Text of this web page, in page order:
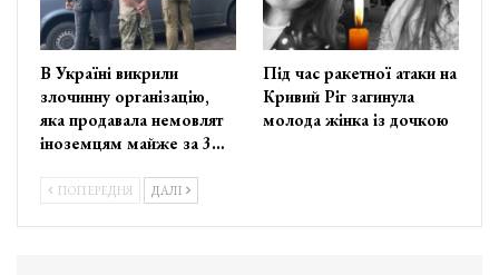
В Україні викрили
злочинну організацію,
яка продавала немовлят
іноземцям майже за 3…
Під час ракетної атаки на
Кривий Ріг загинула
молода жінка із дочкою
ПОПЕРЕДНЯ ДАЛІ